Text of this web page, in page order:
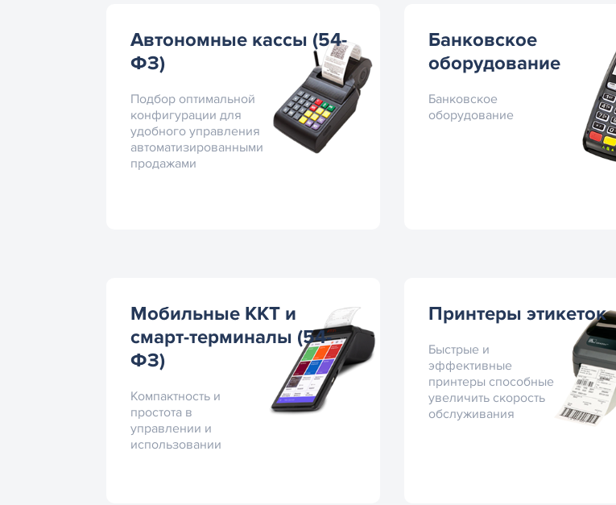
Автономные кассы (54-
ФЗ)
Подбор оптимальной
конфигурации для
удобного управления
автоматизированными
продажами
Банковское
оборудование
Банковское
оборудование
Мобильные ККТ и
смарт-терминалы (54-
ФЗ)
Компактность и
простота в
управлении и
использовании
Принтеры этикеток
Быстрые и
эффективные
принтеры способные
увеличить скорость
обслуживания